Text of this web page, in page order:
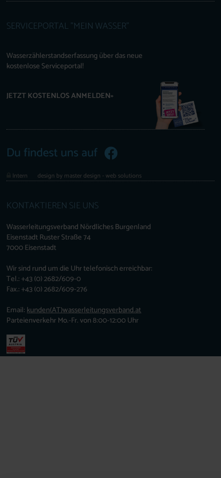
SERVICEPORTAL "MEIN WASSER"
Wasserzählerstandserfassung über das neue
kostenlose Serviceportal!
JETZT KOSTENLOS ANMELDEN»
Du findest uns auf
design by master design - web solutions
Intern
KONTAKTIEREN SIE UNS
Wasserleitungsverband Nördliches Burgenland
Eisenstadt Ruster Straße 74
7000 Eisenstadt
Wir sind rund um die Uhr telefonisch erreichbar:
Tel.: +43 (0) 2682/609-0
Fax.: +43 (0) 2682/609-276
Email:kunden(AT)wasserleitungsverband.at
Parteienverkehr Mo.-Fr. von 8:00-12:00 Uhr